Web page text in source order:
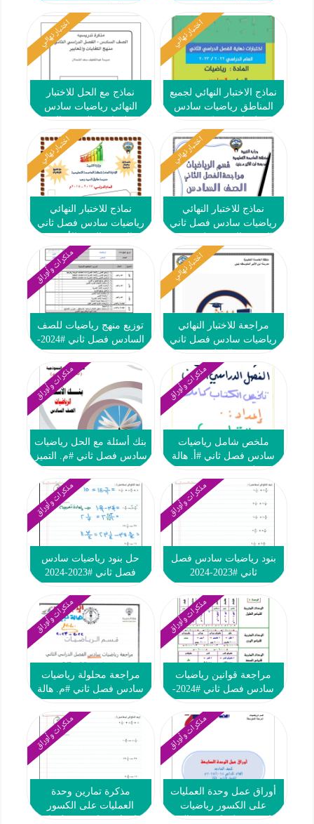
اختبار نهائي
نماذج الاختبار النهائي لجميع
المناطق رياضيات سادس
2024
اختبار نهائي
نماذج مع الحل للاختبار
النهائي رياضيات سادس
مبارك الكبير 2023-2024
اختبار نهائي
نماذج للاختبار النهائي
رياضيات سادس فصل ثاني
2024
اختبار نهائي
نماذج للاختبار النهائي
رياضيات سادس فصل ثاني
2023-2024
اختبار نهائي
مراجعة للاختبار النهائي
رياضيات سادس فصل ثاني
2024
مذكرات وأوراق
توزيع منهج رياضيات للصف
السادس فصل ثاني #2024-
مذكرات وأوراق
ملخص شامل رياضيات
سادس فصل ثاني #أ. هالة
مذكرات وأوراق
بنك أسئلة مع الحل رياضيات
سادس فصل ثاني #م. التميز
مذكرات وأوراق
بنود رياضيات سادس فصل
ثاني #2023-2024
مذكرات وأوراق
حل بنود رياضيات سادس
فصل ثاني #2023-2024
مذكرات وأوراق
مراجعة قوانين رياضيات
سادس فصل ثاني #2024-
مذكرات وأوراق
مراجعة محلولة رياضيات
سادس فصل ثاني #م. هالة
مذكرات وأوراق
أوراق عمل وحدة العمليات
على الكسور رياضيات
مذكرات وأوراق
مذكرة تمارين وحدة
العمليات على الكسور